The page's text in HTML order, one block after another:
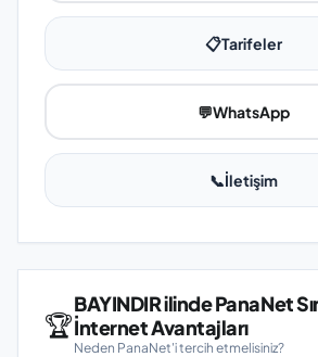
📋Tarifeler
💬WhatsApp
📞İletişim
🏆
BAYINDIR ilinde PanaNet
İnternet Avantajları
Neden PanaNet'i tercih etmelisiniz?